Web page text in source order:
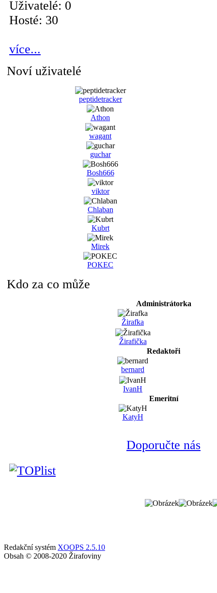
Uživatelé: 0
Hosté: 30
více...
Noví uživatelé
peptidetracker
Athon
wagant
guchar
Bosh666
viktor
Chlaban
Kubrt
Mirek
POKEC
Kdo za co může
Administrátorka
Žirafka
Žirafička
Redaktoři
bernard
IvanH
Emeritní
KatyH
Doporučte nás
Redakční systém XOOPS 2.5.10
Obsah © 2008-2020 Žirafoviny